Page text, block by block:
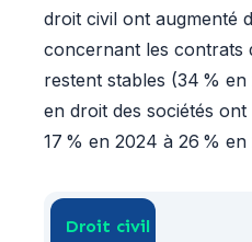
droit civil ont augmenté
concernant les contrats
restent stables (34 %
en droit des sociétés
17 % en 2024 à 26 % en
Droit civil